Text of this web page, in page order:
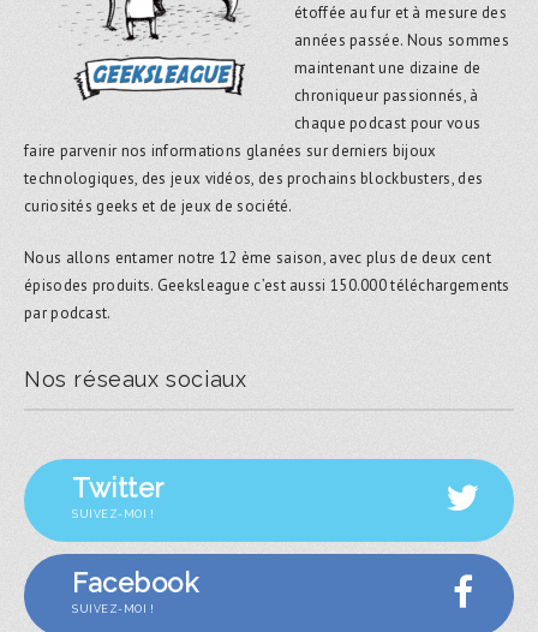
étoffée au fur et à mesure des
années passée. Nous sommes
maintenant une dizaine de
chroniqueur passionnés, à
chaque podcast pour vous
faire parvenir nos informations glanées sur derniers bijoux
technologiques, des jeux vidéos, des prochains blockbusters, des
curiosités geeks et de jeux de société.
Nous allons entamer notre 12 ème saison, avec plus de deux cent
épisodes produits. Geeksleague c’est aussi 150.000 téléchargements
par podcast.
Nos réseaux sociaux
Twitter
SUIVEZ-MOI !
Facebook
SUIVEZ-MOI !